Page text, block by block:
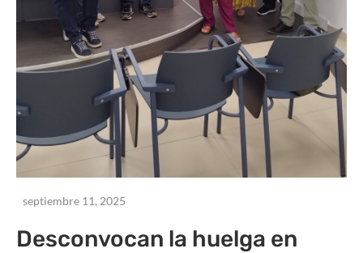
septiembre 11, 2025
Desconvocan la huelga en